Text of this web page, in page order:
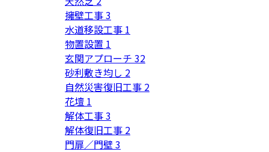
擁壁工事3
水道移設工事 1
物置設置 1
玄関アプローチ 32
砂利敷き均し 2
自然災害復旧工事 2
花壇 1
解体工事3
解体復旧工事 2
門扉／門壁3